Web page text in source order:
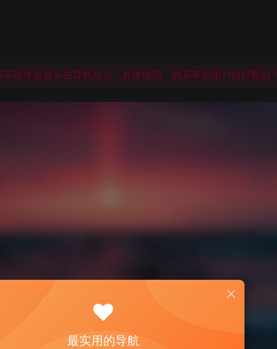
错才会显示在导航站点，具体使用、购买等由用户自行甄别！
错才会显示在导航站点，具体使用、购买等由用户自行甄别！
最实用的导航